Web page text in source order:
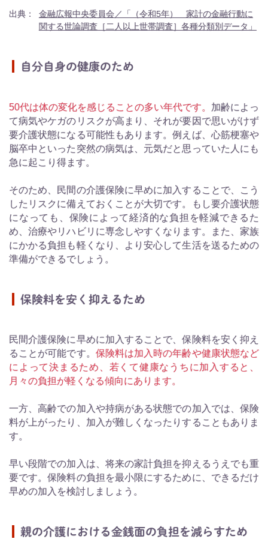
出典： 金融広報中央委員会／「（令和5年） 家計の金融行動に
関する世論調査［二人以上世帯調査］各種分類別データ」
自分自身の健康のため
50代は体の変化を感じることの多い年代です。 加齢によっ
て病気やケガのリスクが高まり、それが要因で思いがけず
要介護状態になる可能性もあります。例えば、心筋梗塞や
脳卒中といった突然の病気は、元気だと思っていた人にも
急に起こり得ます。
そのため、民間の介護保険に早めに加入することで、こう
したリスクに備えておくことが大切です。もし要介護状態
になっても、保険によって経済的な負担を軽減できるた
め、治療やリハビリに専念しやすくなります。また、家族
にかかる負担も軽くなり、より安心して生活を送るための
準備ができるでしょう。
保険料を安く抑えるため
民間介護保険に早めに加入することで、保険料を安く抑え
ることが可能です。 保険料は加入時の年齢や健康状態など
によって決まるため、若くて健康なうちに加入すると、
月々の負担が軽くなる傾向にあります。
一方、高齢での加入や持病がある状態での加入では、保険
料が上がったり、加入が難しくなったりすることもありま
す。
早い段階での加入は、将来の家計負担を抑えるうえでも重
要です。保険料の負担を最小限にするために、できるだけ
早めの加入を検討しましょう。
親の介護における金銭面の負担を減らすため